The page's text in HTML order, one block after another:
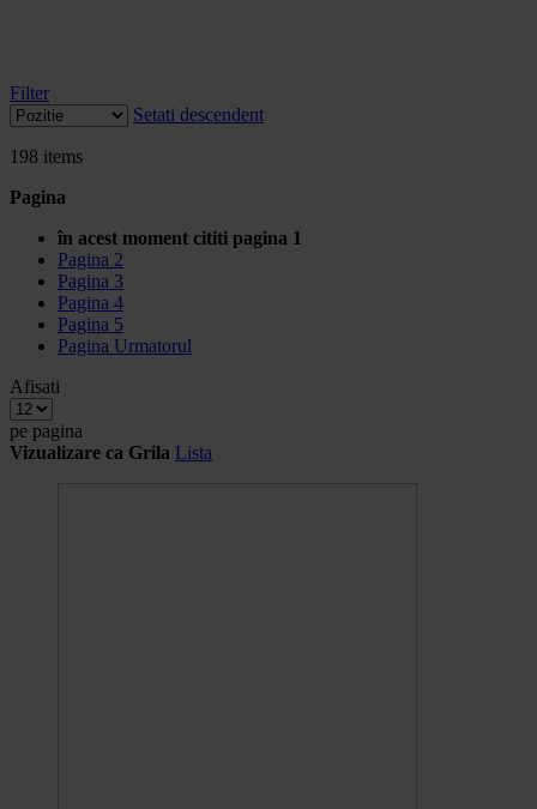
Filter
Setati descendent
198 items
Pagina
în acest moment cititi pagina 1
Pagina 2
Pagina 3
Pagina 4
Pagina 5
Pagina Urmatorul
Afisati
pe pagina
Vizualizare ca Grila Lista